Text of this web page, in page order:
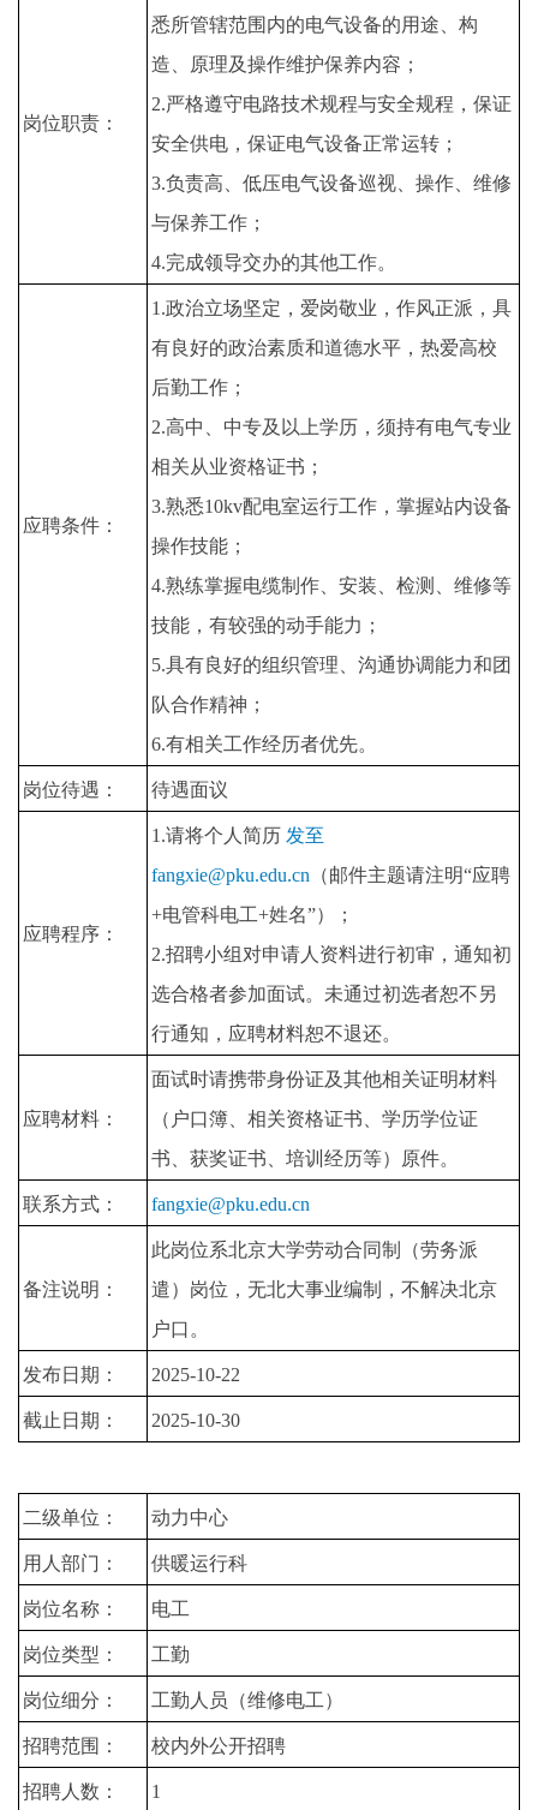
岗位职责：
悉所管辖范围内的电气设备的用途、构
造、原理及操作维护保养内容；
2.严格遵守电路技术规程与安全规程，保证
安全供电，保证电气设备正常运转；
3.负责高、低压电气设备巡视、操作、维修
与保养工作；
4.完成领导交办的其他工作。
应聘条件：
1.政治立场坚定，爱岗敬业，作风正派，具
有良好的政治素质和道德水平，热爱高校
后勤工作；
2.高中、中专及以上学历，须持有电气专业
相关从业资格证书；
3.熟悉10kv配电室运行工作，掌握站内设备
操作技能；
4.熟练掌握电缆制作、安装、检测、维修等
技能，有较强的动手能力；
5.具有良好的组织管理、沟通协调能力和团
队合作精神；
6.有相关工作经历者优先。
岗位待遇： 待遇面议
应聘程序：
1.请将个人简历 发至
fangxie@pku.edu.cn （邮件主题请注明“应聘
+电管科电工+姓名”）；
2.招聘小组对申请人资料进行初审，通知初
选合格者参加面试。未通过初选者恕不另
行通知，应聘材料恕不退还。
应聘材料：
面试时请携带身份证及其他相关证明材料
（户口簿、相关资格证书、学历学位证
书、获奖证书、培训经历等）原件。
联系方式： fangxie@pku.edu.cn
备注说明：
此岗位系北京大学劳动合同制（劳务派
遣）岗位，无北大事业编制，不解决北京
户口。
发布日期： 2025-10-22
截止日期： 2025-10-30
二级单位： 动力中心
用人部门： 供暖运行科
岗位名称： 电工
岗位类型： 工勤
岗位细分： 工勤人员（维修电工）
招聘范围： 校内外公开招聘
招聘人数： 1